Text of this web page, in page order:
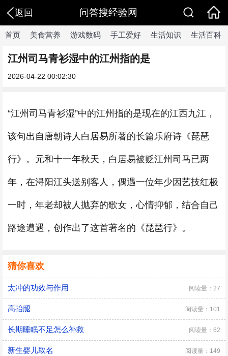
返回 问答搜经验网
首页 美食营养 游戏数码 手工爱好 生活知识 生活百科
江州司马青衫湿中的江州指的是
2026-04-22 00:02:30
“江州司马青衫湿”中的江州指的是现在的江西九江，
该句出自唐朝诗人白居易所著的长篇乐府诗《琵琶
行》。元和十一年秋天，白居易被贬江州司马已两
年，在浔阳江头送别客人，偶遇一位年少因艺技红极
一时，年老却被人抛弃的歌女，心情抑郁，结合自己
路途遭遇，创作出了这首著名的《琵琶行》。
猜你喜欢
太冲的功效与作用 阅读量：27
高抬腿 阅读量：101
长期睡眠不足怎么补救 阅读量：62
新生婴儿取名 阅读量：149